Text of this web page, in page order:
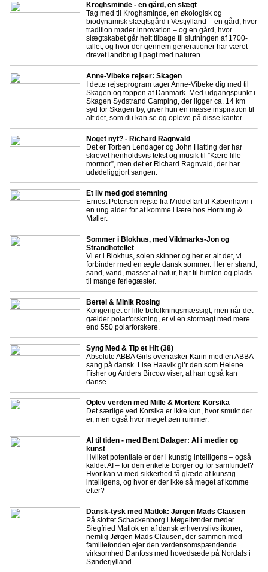
Kroghsminde - en gård, en slægt
Tag med til Kroghsminde, en økologisk og
biodynamisk slægtsgård i Vestjylland – en gård, hvor
tradition møder innovation – og en gård, hvor
slægtskabet går helt tilbage til slutningen af 1700-
tallet, og hvor der gennem generationer har været
drevet landbrug i pagt med naturen.
Anne-Vibeke rejser: Skagen
I dette rejseprogram tager Anne-Vibeke dig med til
Skagen og toppen af Danmark. Med udgangspunkt i
Skagen Sydstrand Camping, der ligger ca. 14 km
syd for Skagen by, giver hun en masse inspiration til
alt det, som du kan se og opleve på disse kanter.
Noget nyt? - Richard Ragnvald
Det er Torben Lendager og John Hatting der har
skrevet henholdsvis tekst og musik til ”Kære lille
mormor”, men det er Richard Ragnvald, der har
udødeliggjort sangen.
Et liv med god stemning
Ernest Petersen rejste fra Middelfart til København i
en ung alder for at komme i lære hos Hornung &
Møller.
Sommer i Blokhus, med Vildmarks-Jon og
Strandhotellet
Vi er i Blokhus, solen skinner og her er alt det, vi
forbinder med en ægte dansk sommer. Her er strand,
sand, vand, masser af natur, højt til himlen og plads
til mange feriegæster.
Bertel & Minik Rosing
Kongeriget er lille befolkningsmæssigt, men når det
gælder polarforskning, er vi en stormagt med mere
end 550 polarforskere.
Syng Med & Tip et Hit (38)
Absolute ABBA Girls overrasker Karin med en ABBA
sang på dansk. Lise Haavik gi’r den som Helene
Fisher og Anders Bircow viser, at han også kan
danse.
Oplev verden med Mille & Morten: Korsika
Det særlige ved Korsika er ikke kun, hvor smukt der
er, men også hvor meget øen rummer.
AI til tiden - med Bent Dalager: AI i medier og
kunst
Hvilket potentiale er der i kunstig intelligens – også
kaldet AI – for den enkelte borger og for samfundet?
Hvor kan vi med sikkerhed få glæde af kunstig
intelligens, og hvor er der ikke så meget af komme
efter?
Dansk-tysk med Matlok: Jørgen Mads Clausen
På slottet Schackenborg i Møgeltønder møder
Siegfried Matlok en af dansk erhvervslivs ikoner,
nemlig Jørgen Mads Clausen, der sammen med
familiefonden ejer den verdensomspændende
virksomhed Danfoss med hovedsæde på Nordals i
Sønderjylland.